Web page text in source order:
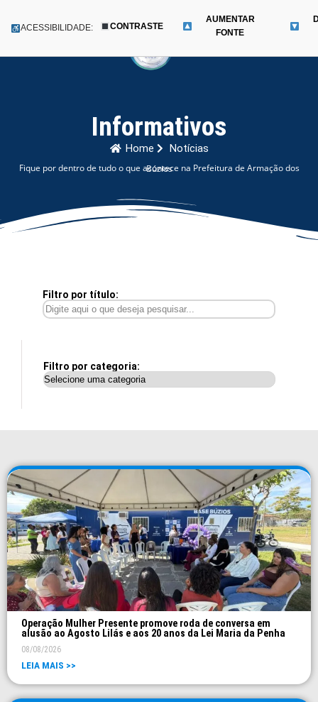
para
Menu
ACESSIBILIDADE: CONTRASTE
AUMENTAR
FONTE
Informativos
Home Notícias
Fique por dentro de tudo o que acontece na Prefeitura de Armação dos Búzios
Filtro por título:
Filtro por categoria:
Operação Mulher Presente promove roda de conversa em
alusão ao Agosto Lilás e aos 20 anos da Lei Maria da Penha
08/08/2026
LEIA MAIS >>